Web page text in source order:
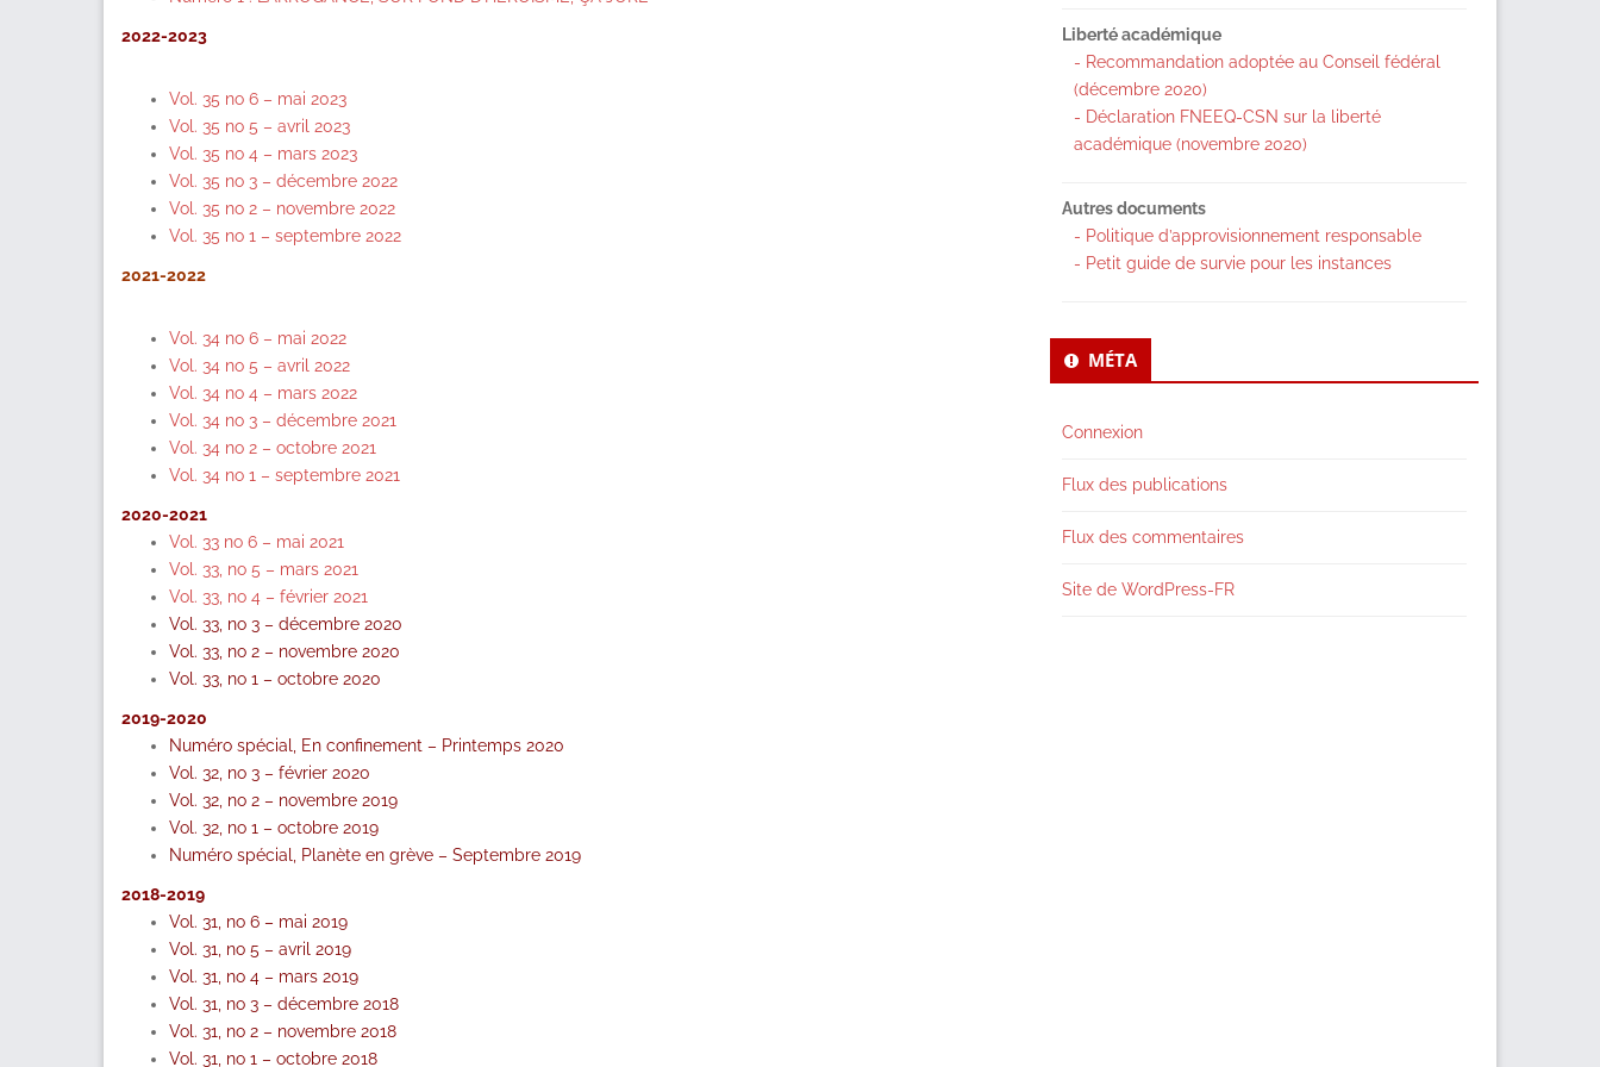
2022-2023
Vol. 35 no 6 – mai 2023
Vol. 35 no 5 – avril 2023
Vol. 35 no 4 – mars 2023
Vol. 35 no 3 – décembre 2022
Vol. 35 no 2 – novembre 2022
Vol. 35 no 1 – septembre 2022
2021-2022
Vol. 34 no 6 – mai 2022
Vol. 34 no 5 – avril 2022
Vol. 34 no 4 – mars 2022
Vol. 34 no 3 – décembre 2021
Vol. 34 no 2 – octobre 2021
Vol. 34 no 1 – septembre 2021
2020-2021
Vol. 33 no 6 – mai 2021
Vol. 33, no 5 – mars 2021
Vol. 33, no 4 – février 2021
Vol. 33, no 3 – décembre 2020
Vol. 33, no 2 – novembre 2020
Vol. 33, no 1 – octobre 2020
2019-2020
Numéro spécial, En confinement – Printemps 2020
Vol. 32, no 3 – février 2020
Vol. 32, no 2 – novembre 2019
Vol. 32, no 1 – octobre 2019
Numéro spécial, Planète en grève – Septembre 2019
2018-2019
Vol. 31, no 6 – mai 2019
Vol. 31, no 5 – avril 2019
Vol. 31, no 4 – mars 2019
Vol. 31, no 3 – décembre 2018
Vol. 31, no 2 – novembre 2018
Vol. 31, no 1 – octobre 2018
Liberté académique
- Recommandation adoptée au Conseil fédéral
(décembre 2020)
- Déclaration FNEEQ-CSN sur la liberté
académique (novembre 2020)
Autres documents
- Politique d’approvisionnement responsable
- Petit guide de survie pour les instances
MÉTA
Connexion
Flux des publications
Flux des commentaires
Site de WordPress-FR